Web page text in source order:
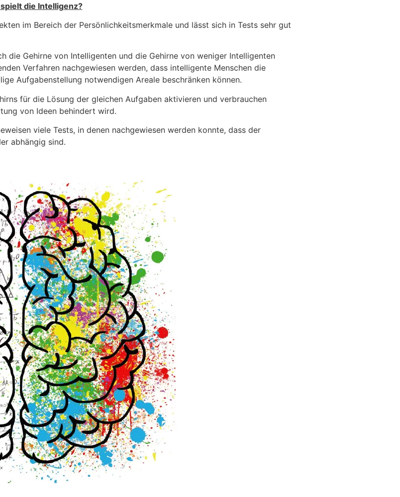
die Intelligenz?
im Bereich der Persönlichkeitsmerkmale und lässt sich in Tests sehr gut
die Gehirne von Intelligenten und die Gehirne von weniger Intelligenten
Verfahren nachgewiesen werden, dass intelligente Menschen die
Aufgabenstellung notwendigen Areale beschränken können.
für die Lösung der gleichen Aufgaben aktivieren und verbrauchen
von Ideen behindert wird.
viele Tests, in denen nachgewiesen werden konnte, dass der
abhängig sind.